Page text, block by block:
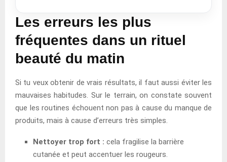
Les erreurs les plus
fréquentes dans un rituel
beauté du matin
Si tu veux obtenir de vrais résultats, il faut aussi éviter les
mauvaises habitudes. Sur le terrain, on constate souvent
que les routines échouent non pas à cause du manque de
produits, mais à cause d’erreurs très simples.
Nettoyer trop fort : cela fragilise la barrière
cutanée et peut accentuer les rougeurs.